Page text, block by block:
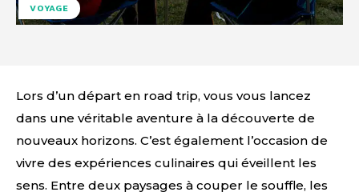
VOYAGE
Lors d’un départ en road trip, vous vous lancez
dans une véritable aventure à la découverte de
nouveaux horizons. C’est également l’occasion de
vivre des expériences culinaires qui éveillent les
sens. Entre deux paysages à couper le souffle, les